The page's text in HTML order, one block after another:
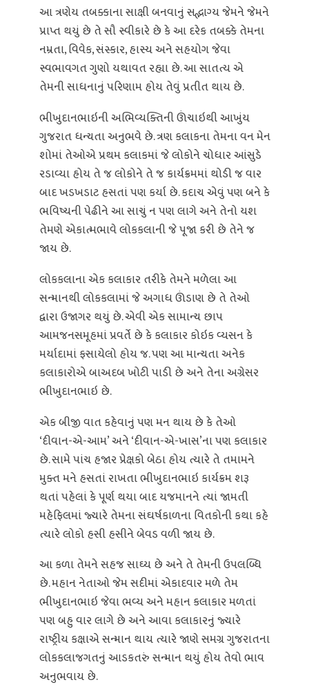
આ ત્રણેય તબક્કાના સાક્ષી બનવાનું સદ્ભાગ્ય જેમને જેમને
પ્રાપ્ત થયું છે તે સૌ સ્વીકારે છે કે આ દરેક તબક્કે તેમના
નમ્રતા, વિવેક, સંસ્કાર, હાસ્ય અને સહયોગ જેવા
સ્વભાવગત ગુણો યથાવત રહ્યા છે. આ સાતત્ય એ
તેમની સાધનાનું પરિણામ હોય તેવું પ્રતીત થાય છે.
ભીખુદાનભાઇની અભિવ્યક્તિની ઊંચાઇથી આખુંય
ગુજરાત ધન્યતા અનુભવે છે. ત્રણ કલાકના તેમના વન મેન
શોમાં તેઓએ પ્રથમ કલાકમાં જે લોકોને ચોધાર આંસુડે
રડાવ્યા હોય તે જ લોકોને તે જ કાર્યક્રમમાં થોડી જ વાર
બાદ ખડખડાટ હસતાં પણ કર્યા છે. કદાચ એવું પણ બને કે
ભવિષ્યની પેઢીને આ સાચું ન પણ લાગે અને તેનો યશ
તેમણે એકાત્મભાવે લોકકલાની જે પૂજા કરી છે તેને જ
જાય છે.
લોકકલાના એક કલાકાર તરીકે તેમને મળેલા આ
સન્માનથી લોકકલામાં જે અગાધ ઊંડાણ છે તે તેઓ
દ્વારા ઉજાગર થયું છે. એવી એક સામાન્ય છાપ
આમજનસમૂહમાં પ્રવર્તે છે કે કલાકાર કોઇક વ્યસન કે
મર્યાદામાં ફસાયેલો હોય જ. પણ આ માન્યતા અનેક
કલાકારોએ બાઅદબ ખોટી પાડી છે અને તેના અગ્રેસર
ભીખુદાનભાઇ છે.
એક બીજી વાત કહેવાનું પણ મન થાય છે કે તેઓ
‘દીવાન-એ-આમ’ અને ‘દીવાન-એ-ખાસ’ના પણ કલાકાર
છે. સામે પાંચ હજાર પ્રેક્ષકો બેઠા હોય ત્યારે તે તમામને
મુક્ત મને હસતાં રાખતા ભીખુદાનભાઇ કાર્યક્રમ શરૂ
થતાં પહેલાં કે પૂર્ણ થયા બાદ યજમાનને ત્યાં જામતી
મહેફિલમાં જ્યારે તેમના સંઘર્ષકાળના વિતકોની કથા કહે
ત્યારે લોકો હસી હસીને બેવડ વળી જાય છે.
આ કળા તેમને સહજ સાઘ્ય છે અને તે તેમની ઉપલબ્ધિ
છે. મહાન નેતાઓ જેમ સદીમાં એકાદવાર મળે તેમ
ભીખુદાનભાઇ જેવા ભવ્ય અને મહાન કલાકાર મળતાં
પણ બહુ વાર લાગે છે અને આવા કલાકારનું જ્યારે
રાષ્ટ્રીય કક્ષાએ સન્માન થાય ત્યારે જાણે સમગ્ર ગુજરાતના
લોકકલાજગતનું આડકતરું સન્માન થયું હોય તેવો ભાવ
અનુભવાય છે.